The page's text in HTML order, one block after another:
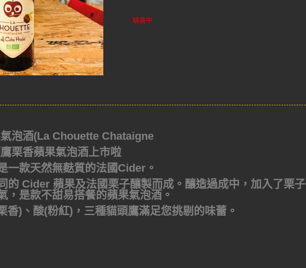
缺貨中
泡酒(La Chouette Chataigne
栗香蘋果氣泡酒上市啦
一款天然無麩質的法國Cider。
的 Cider 蘋果及法國栗子釀製而成。釀造過成中，加入了栗子
，是款不甜易搭餐的蘋果氣泡酒。
香)、酸(粉紅)，三種貓頭鷹滿足您挑剔的味蕾。